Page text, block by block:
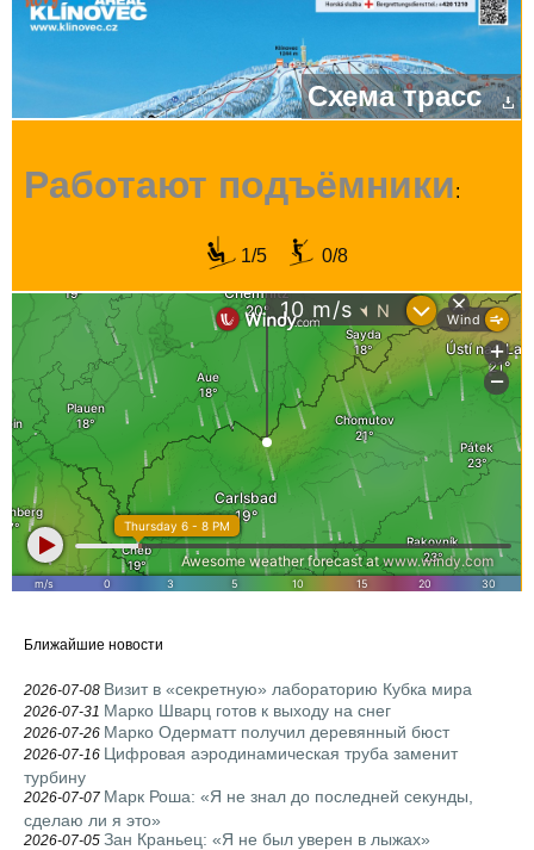
Схема трасс
Работают подъёмники:
1/5 0/8
Ближайшие новости
2026-07-08 Визит в «секретную» лабораторию Кубка мира
2026-07-31 Марко Шварц готов к выходу на снег
2026-07-26 Марко Одерматт получил деревянный бюст
2026-07-16 Цифровая аэродинамическая труба заменит
турбину
2026-07-07 Марк Роша: «Я не знал до последней секунды,
сделаю ли я это»
2026-07-05 Зан Краньец: «Я не был уверен в лыжах»